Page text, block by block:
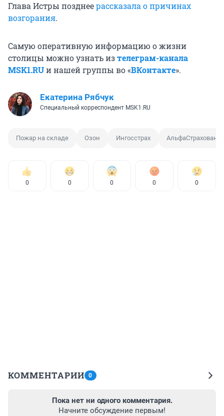
Глава Истры позднеерассказала о причинах
возгорания.
Самую оперативную информацию о жизни
столицы можно узнать изтелеграм-канала
MSK1.RUи нашей группы во «ВКонтакте».
Екатерина Рябчук
Специальный корреспондент MSK1.RU
Пожар на складе Озон Ингосстрах
0 0 0 0 0
КОММЕНТАРИИ 0
Пока нет ни одного комментария.
Начните обсуждение первым!